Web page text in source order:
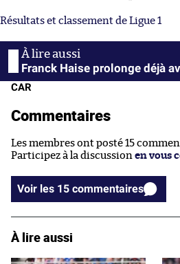
Résultats et classement de Ligue 1
Franck Haise prolonge déjà
CAR
Commentaires
Les membres ont posté 15
Participez à la discussion en vous
Voir les 15 commentaires
À lire aussi